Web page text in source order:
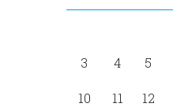
3 4 5
10 11 12